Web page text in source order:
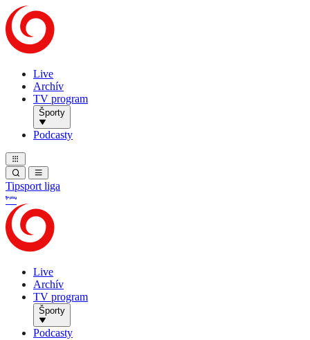
Live
Archív
TV program
Športy
Podcasty
Tipsport liga
Live
Archív
TV program
Športy
Podcasty